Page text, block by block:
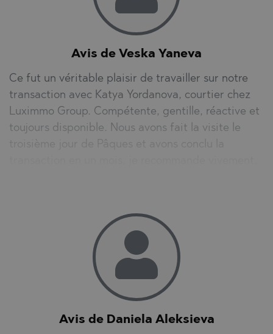
Avis de Veska Yaneva
Ce fut un véritable plaisir de travailler sur notre
transaction avec Katya Yordanova, courtier chez
Luximmo Group. Compétente, gentille, réactive et
toujours disponible. Nous avons fait la visite le
troisième jour de Pâques et avons conclu la
Avis de Daniela Aleksieva